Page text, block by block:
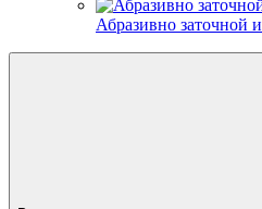
Абразивно заточной